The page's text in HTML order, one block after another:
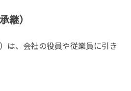
継）
）は、会社の役員や従業員に引き